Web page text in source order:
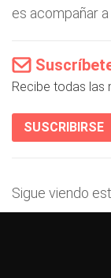
es acompañar
Recibe todas las
SUSCRIBIRSE
Sigue viendo